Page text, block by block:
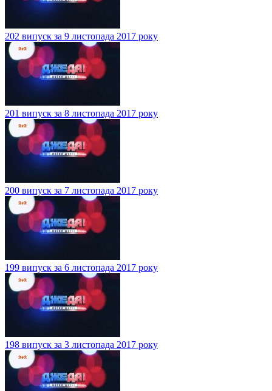
202 випуск за 9 листопада 2017 року
201 випуск за 8 листопада 2017 року
200 випуск за 7 листопада 2017 року
199 випуск за 6 листопада 2017 року
198 випуск за 3 листопада 2017 року